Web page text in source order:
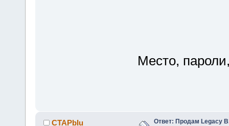
Место,
CTAPbIu
Ответ: Продам Legacy